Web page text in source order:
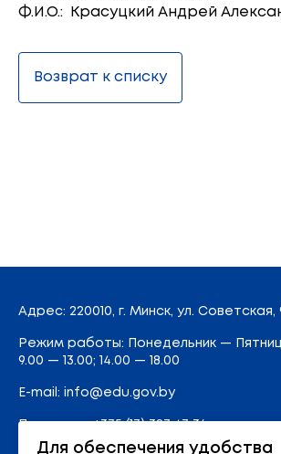
Ф.И.О.: Красуцкий Андрей
Возврат к списку
Адрес: 220010, г. Минск, ул. Советская,
Режим работы: Понедельник —
9.00 — 13.00; 14.00 — 18.00
E-mail: info@edu.gov.by
Приемная: +375 (17) 327 47 36
Для обеспечения удобства